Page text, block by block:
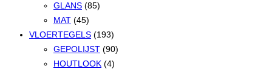
GLANS (85)
MAT (45)
VLOERTEGELS (193)
GEPOLIJST (90)
HOUTLOOK (4)